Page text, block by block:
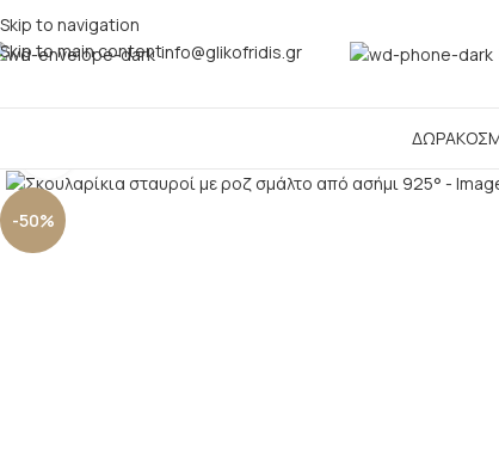
Skip to navigation
Skip to main contentinfo@glikofridis.gr
ΔΩΡΑ
-50%